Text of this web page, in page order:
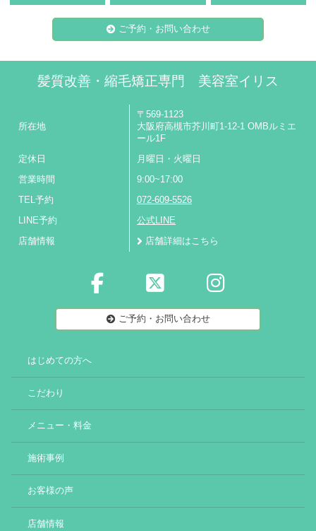
ご予約・お問い合わせ
髪質改善・縮毛矯正専門 美容室イリス
所在地
〒569-1123
大阪府高槻市芥川町1-12-1 OMBルミエ
ール1F
定休日 月曜日・火曜日
営業時間 9:00~17:00
TEL予約 072-609-5526
LINE予約 公式LINE
店舗情報 店舗詳細はこちら
ご予約・お問い合わせ
はじめての方へ
こだわり
メニュー・料金
施術事例
お客様の声
店舗情報